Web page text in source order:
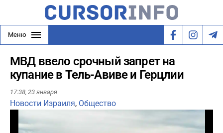
Меню
МВД ввело срочный запрет на
купание в Тель-Авиве и Герцлии
17:38, 23 января
Новости Израиля, Общество